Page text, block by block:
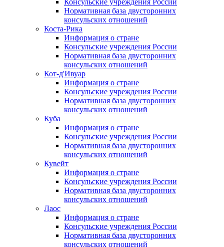
Консульские учреждения России
Нормативная база двусторонних
консульских отношений
Коста-Рика
Информация о стране
Консульские учреждения России
Нормативная база двусторонних
консульских отношений
Кот-д'Ивуар
Информация о стране
Консульские учреждения России
Нормативная база двусторонних
консульских отношений
Куба
Информация о стране
Консульские учреждения России
Нормативная база двусторонних
консульских отношений
Кувейт
Информация о стране
Консульские учреждения России
Нормативная база двусторонних
консульских отношений
Лаос
Информация о стране
Консульские учреждения России
Нормативная база двусторонних
консульских отношений